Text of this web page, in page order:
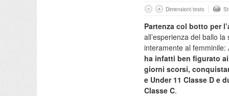
Dimensioni testo
Partenza col botto per
all’esperienza del ballo
interamente al femminile:
ha infatti ben figurato
giorni scorsi,
e Under 11 Classe D e
Classe C.